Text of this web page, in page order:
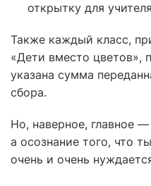
открытку для
Также каждый класс,
«Дети вместо цветов»,
указана сумма
сбора.
Но, наверное, главное
а осознание того, что
очень и очень